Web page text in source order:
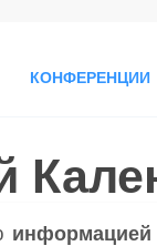
КОНФЕРЕНЦИИ
информацией